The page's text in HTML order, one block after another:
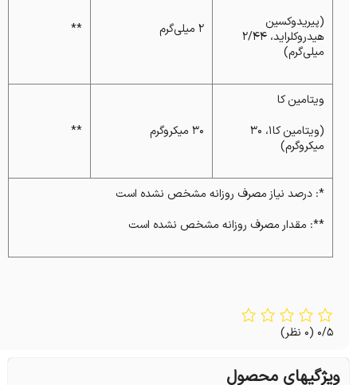
(پیریدوکسین
هیدروکلراید، ۲/۴۴
میلی‌گرم)
۲ میلی‌گرم **
ویتامین کا
(ویتامین کا۱، ۳۰
میکروگرم)
۳۰ میکروگرم **
*: درصد نیاز مصرف روزانه مشخص نشده است
**: مقدار مصرف روزانه مشخص نشده است
0/5 (0 نظر)
ویژگیهای محصول